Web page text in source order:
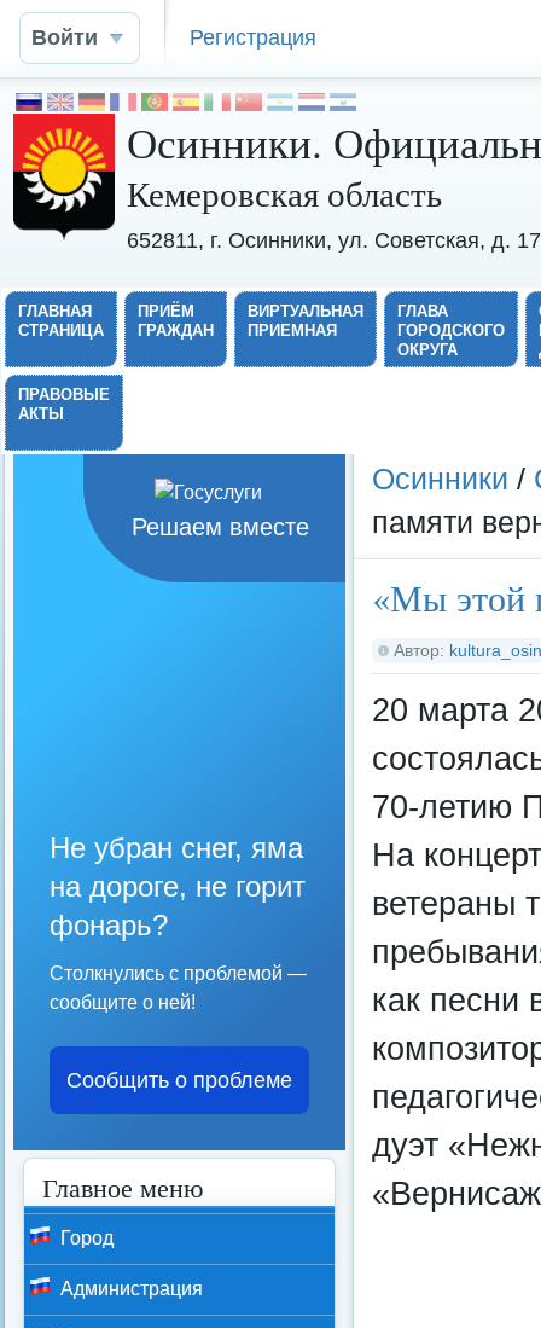
Войти Регистрация
Осинники.
Кемеровская область
652811, г. Осинники, ул. Советская, д.
ГЛАВНАЯ
СТРАНИЦА
ПРИЁМ
ГРАЖДАН
ВИРТУАЛЬНАЯ
ПРИЕМНАЯ
ГЛАВА
ГОРОДСКОГО
ОКРУГА
ПРАВОВЫЕ
АКТЫ
Осинники /
памяти
«Мы этой
Автор:
20 марта
70-летию
На
ветераны
как песни
дуэт
Решаем вместе
Не убран снег, яма
на дороге, не горит
фонарь?
Столкнулись с проблемой —
сообщите о ней!
Сообщить о проблеме
Главное меню
Город
Администрация